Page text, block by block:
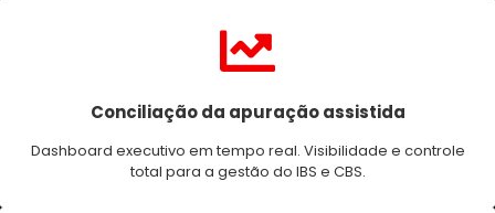
Conciliação da apuração assistida
Dashboard executivo em tempo real. Visibilidade e controle
total para a gestão do IBS e CBS.